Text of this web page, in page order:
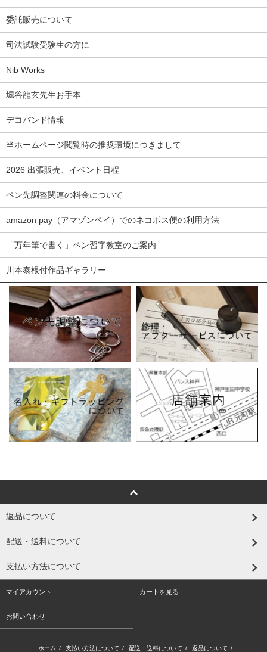
委託販売について
司法試験受験生の方に
Nib Works
堀谷龍玄先生お手本
デコバンド情報
当ホームページ閲覧時の推奨環境につきまして
2026 出張販売、イベント日程
ペン先調整関連の料金について
amazon pay（アマゾンペイ）でのネコポス便の利用方法
「万年筆で書く」ペン習字教室のご案内
川本泰根付作品ギャラリー
返品について
配送・送料について
支払い方法について
マイアカウント カートを見る
お問い合わせ
ホーム / 支払い方法について / 配送・送料について / 返品について /